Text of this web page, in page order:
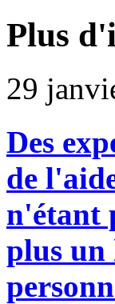
Plus
29
Des
de
n'étant
plus un